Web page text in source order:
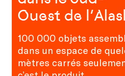
Ouest de
100 000 objets
dans un espace de
mètres carrés